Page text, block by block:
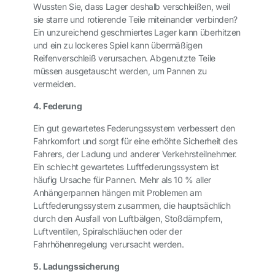
Wussten Sie, dass Lager deshalb verschleißen, weil
sie starre und rotierende Teile miteinander verbinden?
Ein unzureichend geschmiertes Lager kann überhitzen
und ein zu lockeres Spiel kann übermäßigen
Reifenverschleiß verursachen. Abgenutzte Teile
müssen ausgetauscht werden, um Pannen zu
vermeiden.
4. Federung
Ein gut gewartetes Federungssystem verbessert den
Fahrkomfort und sorgt für eine erhöhte Sicherheit des
Fahrers, der Ladung und anderer Verkehrsteilnehmer.
Ein schlecht gewartetes Luftfederungssystem ist
häufig Ursache für Pannen. Mehr als 10 % aller
Anhängerpannen hängen mit Problemen am
Luftfederungssystem zusammen, die hauptsächlich
durch den Ausfall von Luftbälgen, Stoßdämpfern,
Luftventilen, Spiralschläuchen oder der
Fahrhöhenregelung verursacht werden.
5. Ladungssicherung